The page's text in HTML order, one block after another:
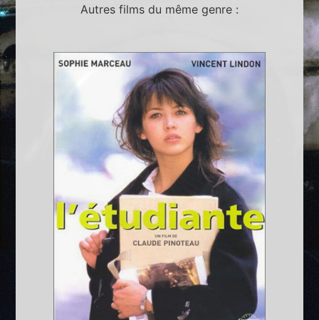
Autres films du même genre :